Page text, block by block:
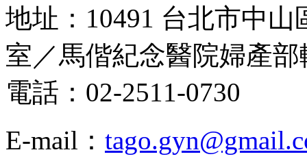
地址：10491 台北市中山
室／馬偕紀念醫院婦產
電話：02-2511-0730
E-mail：